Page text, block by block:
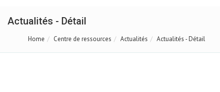
Actualités - Détail
Home Centre de ressources Actualités Actualités - Détail